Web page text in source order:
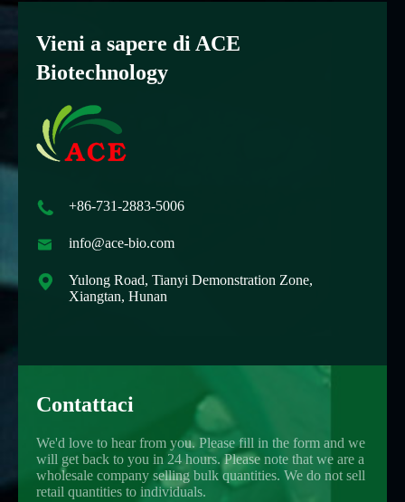
Vieni a sapere di ACE
Biotechnology
 +86-731-2883-5006
 info@ace-bio.com

Yulong Road, Tianyi Demonstration Zone,
Xiangtan, Hunan
Contattaci
We'd love to hear from you. Please fill in the form and we
will get back to you in 24 hours. Please note that we are a
wholesale company selling bulk quantities. We do not sell
retail quantities to individuals.